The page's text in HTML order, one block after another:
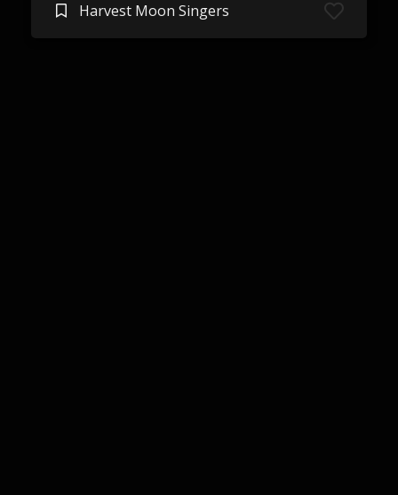
Harvest Moon Singers